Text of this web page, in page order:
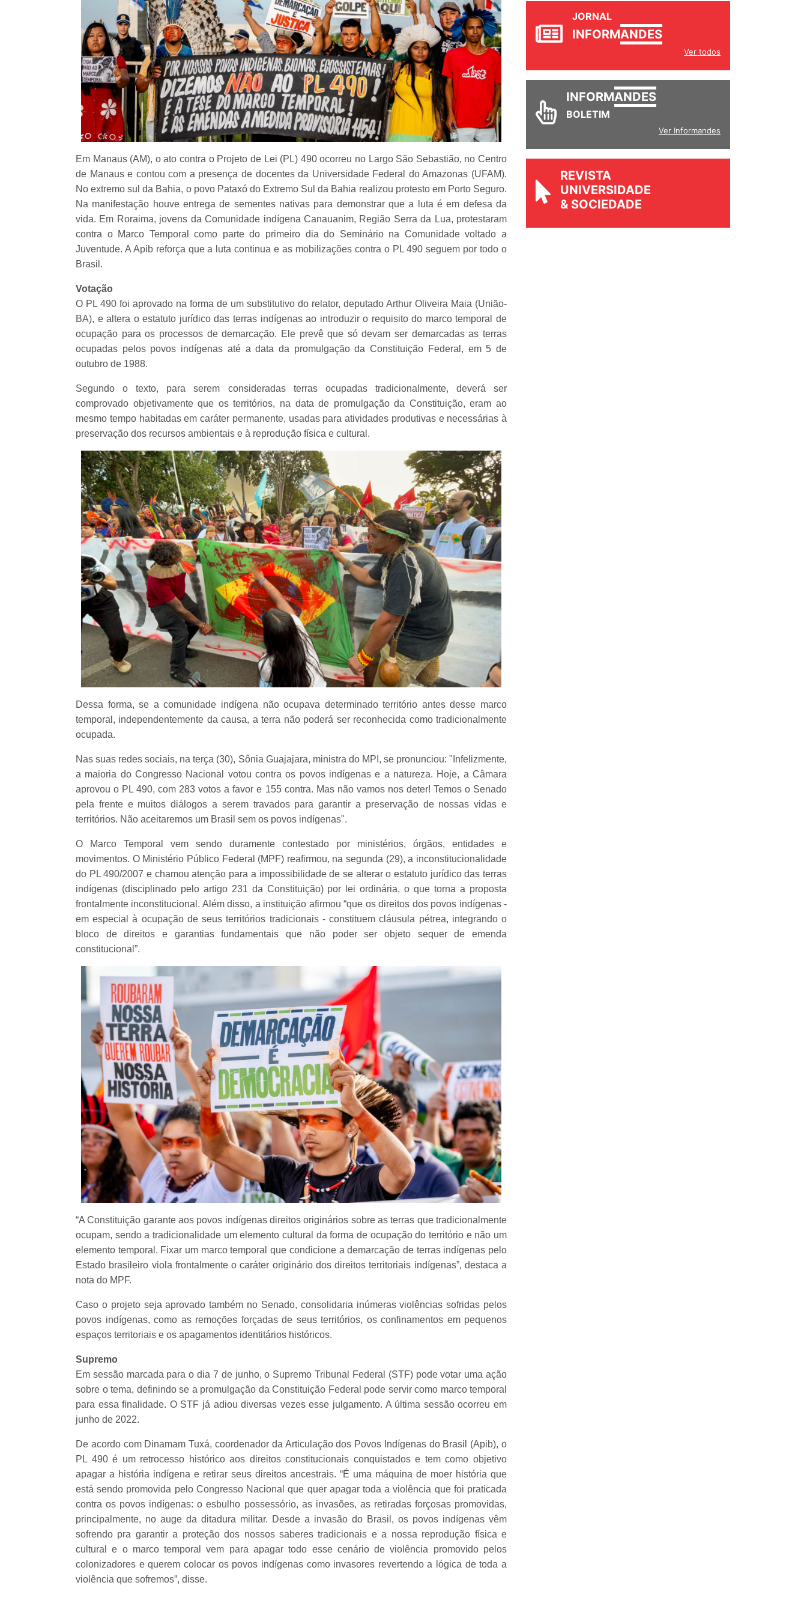
Em Manaus (AM), o ato contra o Projeto de Lei (PL) 490 ocorreu no Largo São Sebastião, no Centro
de Manaus e contou com a presença de docentes da Universidade Federal do Amazonas (UFAM).
No extremo sul da Bahia, o povo Pataxó do Extremo Sul da Bahia realizou protesto em Porto Seguro.
Na manifestação houve entrega de sementes nativas para demonstrar que a luta é em defesa da
vida. Em Roraima, jovens da Comunidade indígena Canauanim, Região Serra da Lua, protestaram
contra o Marco Temporal como parte do primeiro dia do Seminário na Comunidade voltado a
Juventude. A Apib reforça que a luta continua e as mobilizações contra o PL 490 seguem por todo o
Brasil.
Votação
O PL 490 foi aprovado na forma de um substitutivo do relator, deputado Arthur Oliveira Maia (União-
BA), e altera o estatuto jurídico das terras indígenas ao introduzir o requisito do marco temporal de
ocupação para os processos de demarcação. Ele prevê que só devam ser demarcadas as terras
ocupadas pelos povos indígenas até a data da promulgação da Constituição Federal, em 5 de
outubro de 1988.
Segundo o texto, para serem consideradas terras ocupadas tradicionalmente, deverá ser
comprovado objetivamente que os territórios, na data de promulgação da Constituição, eram ao
mesmo tempo habitadas em caráter permanente, usadas para atividades produtivas e necessárias à
preservação dos recursos ambientais e à reprodução física e cultural.
Dessa forma, se a comunidade indígena não ocupava determinado território antes desse marco
temporal, independentemente da causa, a terra não poderá ser reconhecida como tradicionalmente
ocupada.
Nas suas redes sociais, na terça (30), Sônia Guajajara, ministra do MPI, se pronunciou: "Infelizmente,
a maioria do Congresso Nacional votou contra os povos indígenas e a natureza. Hoje, a Câmara
aprovou o PL 490, com 283 votos a favor e 155 contra. Mas não vamos nos deter! Temos o Senado
pela frente e muitos diálogos a serem travados para garantir a preservação de nossas vidas e
territórios. Não aceitaremos um Brasil sem os povos indígenas".
O Marco Temporal vem sendo duramente contestado por ministérios, órgãos, entidades e
movimentos. O Ministério Público Federal (MPF) reafirmou, na segunda (29), a inconstitucionalidade
do PL 490/2007 e chamou atenção para a impossibilidade de se alterar o estatuto jurídico das terras
indígenas (disciplinado pelo artigo 231 da Constituição) por lei ordinária, o que torna a proposta
frontalmente inconstitucional. Além disso, a instituição afirmou “que os direitos dos povos indígenas -
em especial à ocupação de seus territórios tradicionais - constituem cláusula pétrea, integrando o
bloco de direitos e garantias fundamentais que não poder ser objeto sequer de emenda
constitucional”.
“A Constituição garante aos povos indígenas direitos originários sobre as terras que tradicionalmente
ocupam, sendo a tradicionalidade um elemento cultural da forma de ocupação do território e não um
elemento temporal. Fixar um marco temporal que condicione a demarcação de terras indígenas pelo
Estado brasileiro viola frontalmente o caráter originário dos direitos territoriais indígenas”, destaca a
nota do MPF.
Caso o projeto seja aprovado também no Senado, consolidaria inúmeras violências sofridas pelos
povos indígenas, como as remoções forçadas de seus territórios, os confinamentos em pequenos
espaços territoriais e os apagamentos identitários históricos.
Supremo
Em sessão marcada para o dia 7 de junho, o Supremo Tribunal Federal (STF) pode votar uma ação
sobre o tema, definindo se a promulgação da Constituição Federal pode servir como marco temporal
para essa finalidade. O STF já adiou diversas vezes esse julgamento. A última sessão ocorreu em
junho de 2022.
De acordo com Dinamam Tuxá, coordenador da Articulação dos Povos Indígenas do Brasil (Apib), o
PL 490 é um retrocesso histórico aos direitos constitucionais conquistados e tem como objetivo
apagar a história indígena e retirar seus direitos ancestrais. “É uma máquina de moer história que
está sendo promovida pelo Congresso Nacional que quer apagar toda a violência que foi praticada
contra os povos indígenas: o esbulho possessório, as invasões, as retiradas forçosas promovidas,
principalmente, no auge da ditadura militar. Desde a invasão do Brasil, os povos indígenas vêm
sofrendo pra garantir a proteção dos nossos saberes tradicionais e a nossa reprodução física e
cultural e o marco temporal vem para apagar todo esse cenário de violência promovido pelos
colonizadores e querem colocar os povos indígenas como invasores revertendo a lógica de toda a
violência que sofremos”, disse.
JORNAL
Ver todos
INFORM
Ver Informandes
REVISTA
UNIVERSIDADE